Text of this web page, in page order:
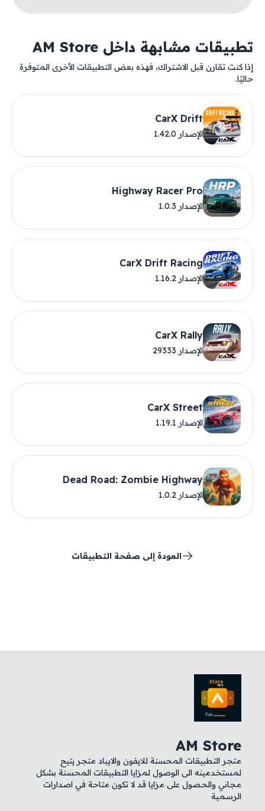
تطبيقات مشابهة داخل AM Store
إذا كنت تقارن قبل الاشتراك، فهذه بعض التطبيقات الأخرى المتوفرة
حاليًا.
CarX Drift
الإصدار 1.42.0
Highway Racer Pro
الإصدار 1.0.3
CarX Drift Racing
الإصدار 1.16.2
CarX Rally
الإصدار 29333
CarX Street
الإصدار 1.19.1
Dead Road: Zombie Highway
الإصدار 1.0.2
العودة إلى صفحة التطبيقات
AM Store
متجر التطبيقات المحسنة للايفون والايباد متجر يتيح
لمستخدمينه الى الوصول لمزايا التطبيقات المحسنة بشكل
مجاني والحصول على مزايا قد لا تكون متاحة في اصدارات
الرسمية